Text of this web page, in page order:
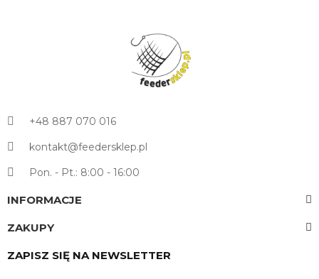
+48 887 070 016
kontakt@feedersklep.pl
Pon. - Pt.: 8:00 - 16:00
INFORMACJE
ZAKUPY
ZAPISZ SIĘ NA NEWSLETTER